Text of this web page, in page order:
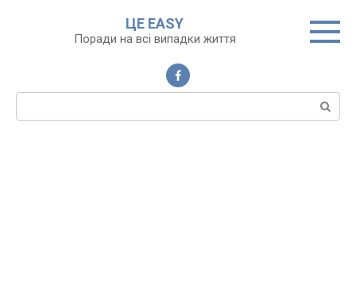
ЦЕ EASY
Поради на всі випадки життя
Пошук: